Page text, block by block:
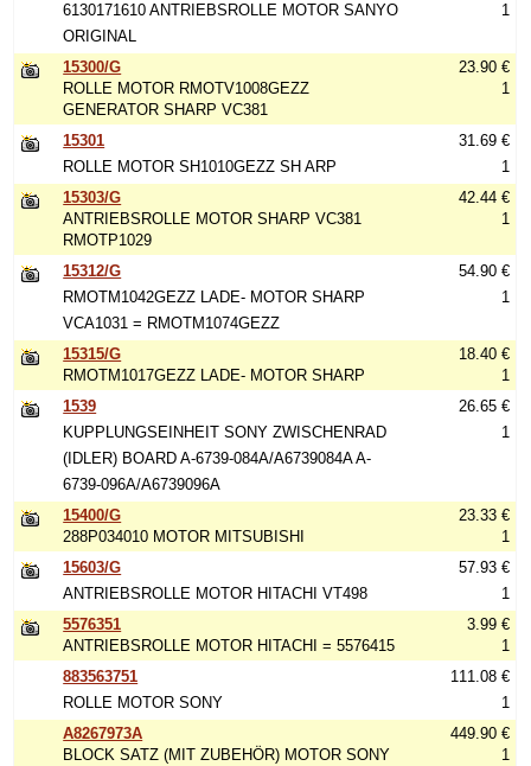
6130171610 ANTRIEBSROLLE MOTOR SANYO
ORIGINAL
1
15300/G
ROLLE MOTOR RMOTV1008GEZZ
GENERATOR SHARP VC381
23.90 €
1
15301
ROLLE MOTOR SH1010GEZZ SH ARP
31.69 €
1
15303/G
ANTRIEBSROLLE MOTOR SHARP VC381
RMOTP1029
42.44 €
1
15312/G
RMOTM1042GEZZ LADE- MOTOR SHARP
VCA1031 = RMOTM1074GEZZ
54.90 €
1
15315/G
RMOTM1017GEZZ LADE- MOTOR SHARP
18.40 €
1
1539
KUPPLUNGSEINHEIT SONY ZWISCHENRAD
(IDLER) BOARD A-6739-084A/A6739084A A-
6739-096A/A6739096A
26.65 €
1
15400/G
288P034010 MOTOR MITSUBISHI
23.33 €
1
15603/G
ANTRIEBSROLLE MOTOR HITACHI VT498
57.93 €
1
5576351
ANTRIEBSROLLE MOTOR HITACHI = 5576415
3.99 €
1
883563751
ROLLE MOTOR SONY
111.08 €
1
A8267973A
BLOCK SATZ (MIT ZUBEHÖR) MOTOR SONY
449.90 €
1